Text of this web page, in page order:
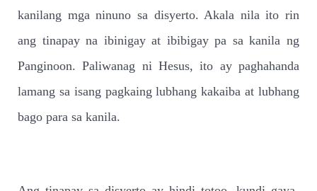
kanilang mga ninuno sa disyerto. Akala nila ito rin
ang tinapay na ibinigay at ibibigay pa sa kanila ng
Panginoon. Paliwanag ni Hesus, ito ay paghahanda
lamang sa isang pagkaing lubhang kakaiba at lubhang
bago para sa kanila.